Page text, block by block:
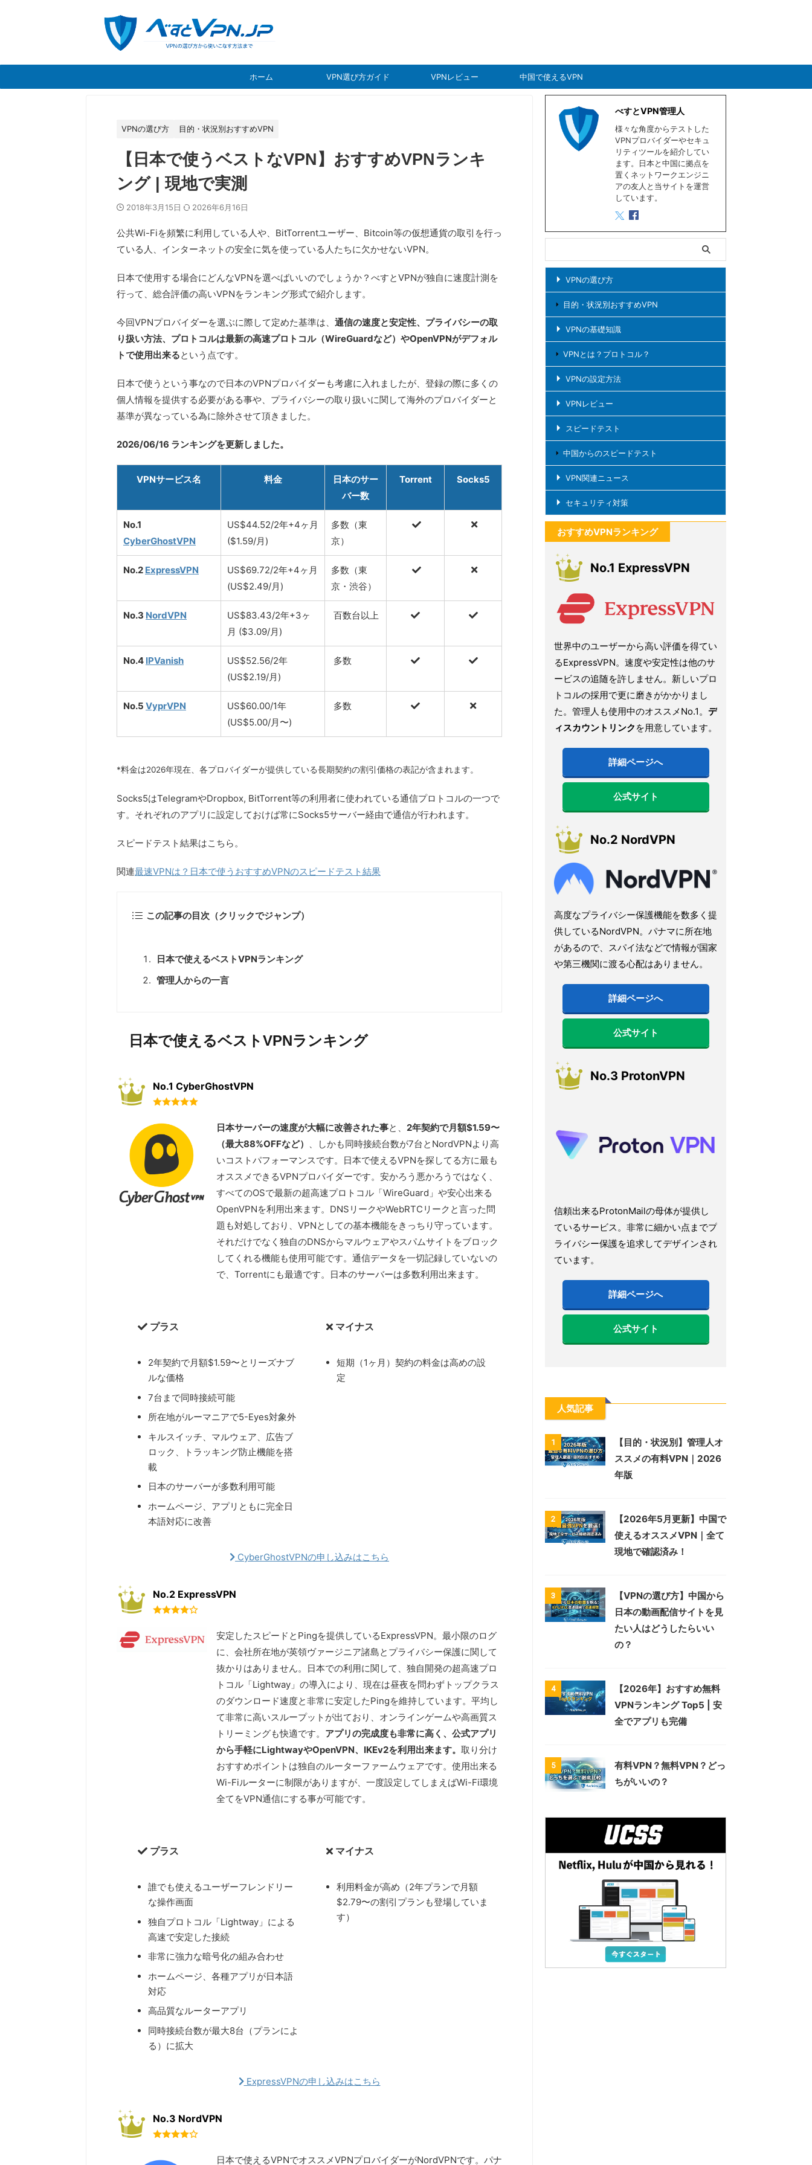
ホーム VPN選び方ガイド VPNレビュー 中国で使えるVPN
VPNの選び方 目的・状況別おすすめVPN
【日本で使うベストなVPN】おすすめVPNランキ
ング | 現地で実測
2018年3月15日 2026年6月16日
公共Wi-Fiを頻繁に利用している人や、BitTorrentユーザー、Bitcoin等の仮想通貨の取引を行っ
ている人、インターネットの安全に気を使っている人たちに欠かせないVPN。
日本で使用する場合にどんなVPNを選べばいいのでしょうか？べすとVPNが独自に速度計測を
行って、総合評価の高いVPNをランキング形式で紹介します。
今回VPNプロバイダーを選ぶに際して定めた基準は、 通信の速度と安定性、プライバシーの取
り扱い方法、プロトコルは最新の高速プロトコル（WireGuardなど）やOpenVPNがデフォル
トで使用出来るという点です。
日本で使うという事なので日本のVPNプロバイダーも考慮に入れましたが、登録の際に多くの
個人情報を提供する必要がある事や、プライバシーの取り扱いに関して海外のプロバイダーと
基準が異なっている為に除外させて頂きました。
2026/06/16 ランキングを更新しました。
VPNサービス名 料金
日本のサー
バー数
Torrent Socks5
No.1
CyberGhostVPN
US$44.52/2年+4ヶ月
($1.59/月)
多数（東
京）
No.2 ExpressVPN US$69.72/2年+4ヶ月
(US$2.49/月)
多数（東
京・渋谷）
No.3 NordVPN
US$83.43/2年+3ヶ
月 ($3.09/月)
百数台以上
No.4 IPVanish US$52.56/2年
(US$2.19/月)
多数
No.5 VyprVPN US$60.00/1年
(US$5.00/月〜)
多数
*料金は2026年現在、各プロバイダーが提供している長期契約の割引価格の表記が含まれます。
Socks5はTelegramやDropbox, BitTorrent等の利用者に使われている通信プロトコルの一つで
す。それぞれのアプリに設定しておけば常にSocks5サーバー経由で通信が行われます。
スピードテスト結果はこちら。
関連最速VPNは？日本で使うおすすめVPNのスピードテスト結果
この記事の目次（クリックでジャンプ）
日本で使えるベストVPNランキング
管理人からの一言
日本で使えるベストVPNランキング
No.1 CyberGhostVPN
日本サーバーの速度が大幅に改善された事と、 2年契約で月額$1.59〜
（最大88%OFFなど） 、しかも同時接続台数が7台とNordVPNより高
いコストパフォーマンスです。日本で使えるVPNを探してる方に最も
オススメできるVPNプロバイダーです。安かろう悪かろうではなく、
すべてのOSで最新の超高速プロトコル「WireGuard」や安心出来る
OpenVPNを利用出来ます。DNSリークやWebRTCリークと言った問
題も対処しており、VPNとしての基本機能をきっちり守っています。
それだけでなく独自のDNSからマルウェアやスパムサイトをブロック
してくれる機能も使用可能です。通信データを一切記録していないの
で、Torrentにも最適です。日本のサーバーは多数利用出来ます。
プラス
2年契約で月額$1.59〜とリーズナブ
ルな価格
7台まで同時接続可能
所在地がルーマニアで5-Eyes対象外
キルスイッチ、マルウェア、広告ブ
ロック、トラッキング防止機能を搭
載
日本のサーバーが多数利用可能
ホームページ、アプリともに完全日
本語対応に改善
マイナス
短期（1ヶ月）契約の料金は高めの設
定
CyberGhostVPNの申し込みはこちら
No.2 ExpressVPN
安定したスピードとPingを提供しているExpressVPN。最小限のログ
に、会社所在地が英領ヴァージニア諸島とプライバシー保護に関して
抜かりはありません。日本での利用に関して、独自開発の超高速プロ
トコル「Lightway」の導入により、現在は昼夜を問わずトップクラス
のダウンロード速度と非常に安定したPingを維持しています。平均し
て非常に高いスループットが出ており、オンラインゲームや高画質ス
トリーミングも快適です。 アプリの完成度も非常に高く 、公式アプリ
から手軽にLightwayやOpenVPN、IKEv2を利用出来ます。 取り分け
おすすめポイントは独自のルーターファームウェアです。使用出来る
Wi-Fiルーターに制限がありますが、一度設定してしまえばWi-Fi環境
全てをVPN通信にする事が可能です。
プラス
誰でも使えるユーザーフレンドリー
な操作画面
独自プロトコル「Lightway」による
高速で安定した接続
非常に強力な暗号化の組み合わせ
ホームページ、各種アプリが日本語
対応
高品質なルーターアプリ
同時接続台数が最大8台（プランによ
る）に拡大
マイナス
利用料金が高め（2年プランで月額
$2.79〜の割引プランも登場していま
す）
ExpressVPNの申し込みはこちら
No.3 NordVPN
日本で使えるVPNでオススメVPNプロバイダーがNordVPNです。パナ
べすとVPN管理人
様々な角度からテストした
VPNプロバイダーやセキュ
リティツールを紹介してい
ます。日本と中国に拠点を
置くネットワークエンジニ
アの友人と当サイトを運営
しています。
VPNの選び方
目的・状況別おすすめVPN
VPNの基礎知識
VPNとは？プロトコル？
VPNの設定方法
VPNレビュー
スピードテスト
中国からのスピードテスト
VPN関連ニュース
セキュリティ対策
おすすめVPNランキング
No.1 ExpressVPN
世界中のユーザーから高い評価を得てい
るExpressVPN。速度や安定性は他のサ
ービスの追随を許しません。新しいプロ
トコルの採用で更に磨きがかかりまし
た。管理人も使用中のオススメNo.1。 デ
ィスカウントリンク を用意しています。
詳細ページへ
公式サイト
No.2 NordVPN
高度なプライバシー保護機能を数多く提
供しているNordVPN。パナマに所在地
があるので、スパイ法などで情報が国家
や第三機関に渡る心配はありません。
詳細ページへ
公式サイト
No.3 ProtonVPN
信頼出来るProtonMailの母体が提供し
ているサービス。非常に細かい点までプ
ライバシー保護を追求してデザインされ
ています。
詳細ページへ
公式サイト
人気記事
1
【目的・状況別】管理人オ
ススメの有料VPN｜2026
年版
2
【2026年5月更新】中国で
使えるオススメVPN｜全て
現地で確認済み！
3
【VPNの選び方】中国から
日本の動画配信サイトを見
たい人はどうしたらいい
の？
4
【2026年】おすすめ無料
VPNランキング Top5 | 安
全でアプリも完備
5
有料VPN？無料VPN？どっ
ちがいいの？